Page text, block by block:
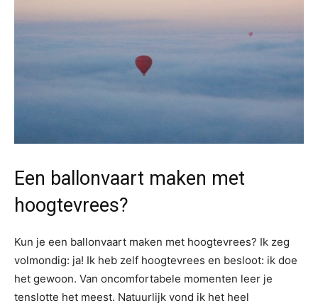
Een ballonvaart maken met
hoogtevrees?
Kun je een ballonvaart maken met hoogtevrees? Ik zeg
volmondig: ja! Ik heb zelf hoogtevrees en besloot: ik doe
het gewoon. Van oncomfortabele momenten leer je
tenslotte het meest. Natuurlijk vond ik het heel